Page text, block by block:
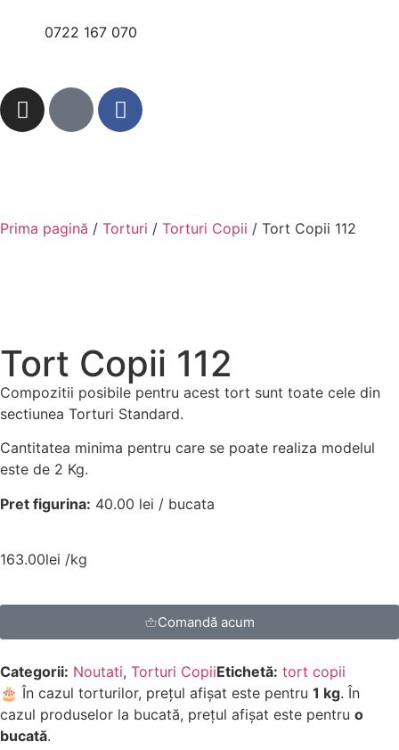
0722 167 070
Prima pagină / Torturi / Torturi Copii / Tort Copii 112
Tort Copii 112
Compozitii posibile pentru acest tort sunt toate cele din
sectiunea Torturi Standard.
Cantitatea minima pentru care se poate realiza modelul
este de 2 Kg.
Pret figurina: 40.00 lei / bucata
163.00lei /kg
Comandă acum
Categorii: Noutati, Torturi CopiiEtichetă: tort copii
🎂 În cazul torturilor, prețul afișat este pentru 1 kg. În
cazul produselor la bucată, prețul afișat este pentru o
bucată.